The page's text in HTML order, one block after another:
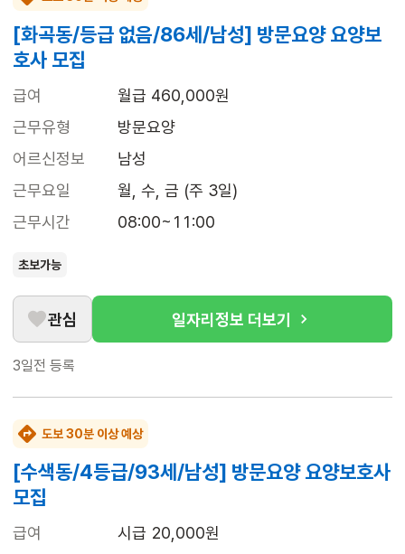
[화곡동/등급 없음/86세/남성] 방문요양 요양보
호사 모집
급여
월급 460,000원
근무유형
방문요양
어르신정보
남성
근무요일
월, 수, 금 (주 3일)
근무시간
08:00~11:00
초보가능
관심 일자리정보 더보기
3일전 등록
도보 30분 이상 예상
[수색동/4등급/93세/남성] 방문요양 요양보호사
모집
급여
시급 20,000원